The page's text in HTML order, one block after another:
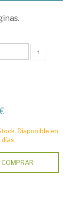
↑
Disponible en
COMPRAR